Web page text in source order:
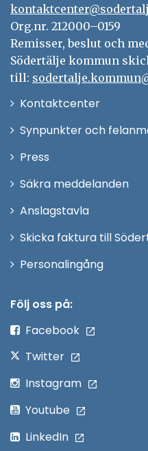
Org.nr. 212000–0159
Remisser, beslut och
Södertälje kommun
till:
KontaktcenterÖppna
Synpunkter och
Press
fönster
Säkra meddelanden
Anslagstavla
Skicka faktura till
PersonalingångÖppna
Följ oss på:
Facebook
Twitter
Instagram
Youtube
LinkedIn